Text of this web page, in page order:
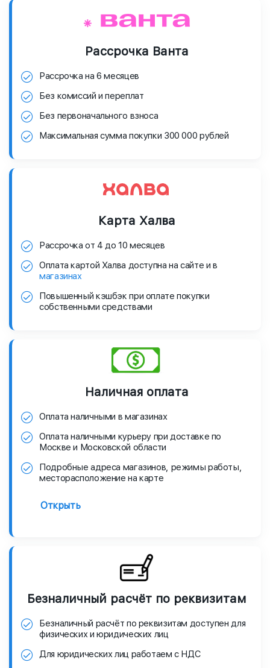
Рассрочка Ванта
Рассрочка на 6 месяцев
Без комиссий и переплат
Без первоначального взноса
Максимальная сумма покупки 300 000 рублей
Карта Халва
Рассрочка от 4 до 10 месяцев
Оплата картой Халва доступна на сайте и в
магазинах
Повышенный кэшбэк при оплате покупки
собственными средствами
Наличная оплата
Оплата наличными в магазинах
Оплата наличными курьеру при доставке по
Москве и Московской области
Подробные адреса магазинов, режимы работы,
месторасположение на карте
Открыть
Безналичный расчёт по реквизитам
Безналичный расчёт по реквизитам доступен для
физических и юридических лиц
Для юридических лиц работаем с НДС